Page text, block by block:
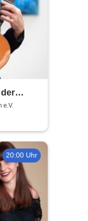
e.V.
20:00 Uhr